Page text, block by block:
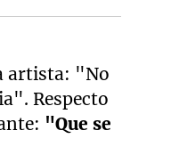
artista: "No
Respecto
"Que se